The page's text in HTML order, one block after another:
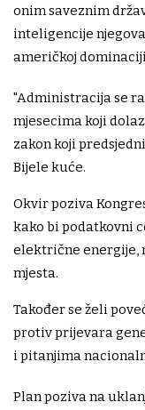
onim saveznim
inteligencije
američkoj
"Administracija se
mjesecima koji
zakon koji
Bijele kuće.
Okvir poziva
kako bi podatkovni
električne energije,
mjesta.
Također se želi
protiv prijevara
i pitanjima
Plan poziva na